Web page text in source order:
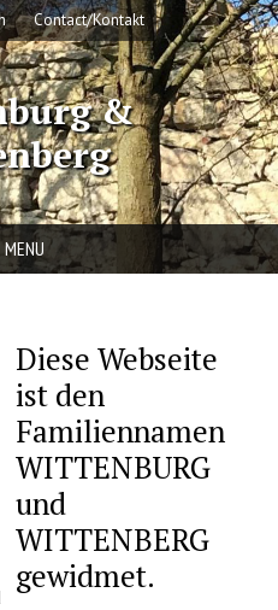
Contact/Kontakt
&
MENU
Diese Webseite
ist den
Familiennamen
WITTENBURG
und
WITTENBERG
gewidmet.